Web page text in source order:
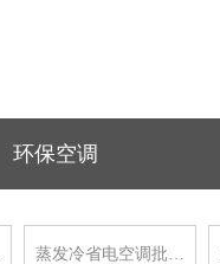
环保空调
蒸发冷省电空调批…